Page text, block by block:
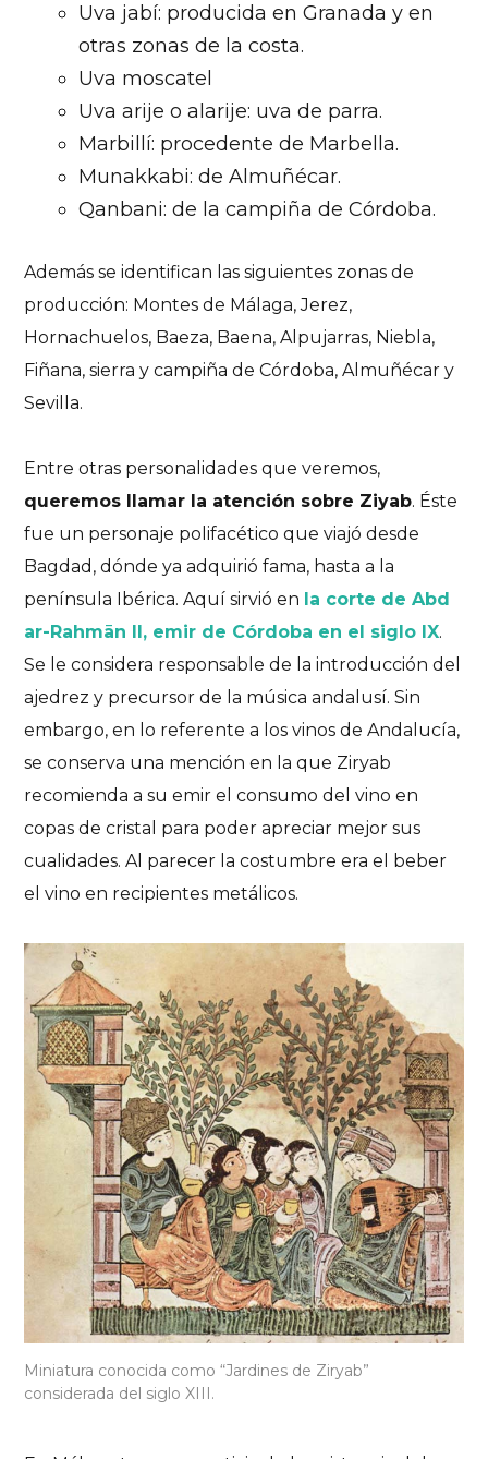
Uva jabí: producida en Granada y en
otras zonas de la costa.
Uva moscatel
Uva arije o alarije: uva de parra.
Marbillí: procedente de Marbella.
Munakkabi: de Almuñécar.
Qanbani: de la campiña de Córdoba.
Además se identifican las siguientes zonas de
producción: Montes de Málaga, Jerez,
Hornachuelos, Baeza, Baena, Alpujarras, Niebla,
Fiñana, sierra y campiña de Córdoba, Almuñécar y
Sevilla.
Entre otras personalidades que veremos,
queremos llamar la atención sobre Ziyab. Éste
fue un personaje polifacético que viajó desde
Bagdad, dónde ya adquirió fama, hasta a la
península Ibérica. Aquí sirvió en la corte de Abd
ar-Rahmān II, emir de Córdoba en el siglo IX.
Se le considera responsable de la introducción del
ajedrez y precursor de la música andalusí. Sin
embargo, en lo referente a los vinos de Andalucía,
se conserva una mención en la que Ziryab
recomienda a su emir el consumo del vino en
copas de cristal para poder apreciar mejor sus
cualidades. Al parecer la costumbre era el beber
el vino en recipientes metálicos.
Miniatura conocida como “Jardines de Ziryab”
considerada del siglo XIII.